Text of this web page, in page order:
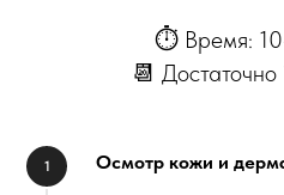
⏱ Время:
📆
Осмотр кожи и